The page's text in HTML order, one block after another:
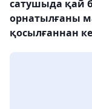
сатушыда қай
орнатылғаны
қосылғаннан